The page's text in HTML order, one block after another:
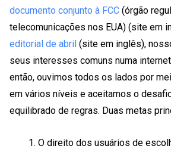
documento conjunto à FCC (órgão
telecomunicações nos EUA) (site em
editorial de abril (site em inglês),
seus interesses comuns numa
então, ouvimos todos os lados por
em vários níveis e aceitamos o
equilibrado de regras. Duas metas
O direito dos usuários de